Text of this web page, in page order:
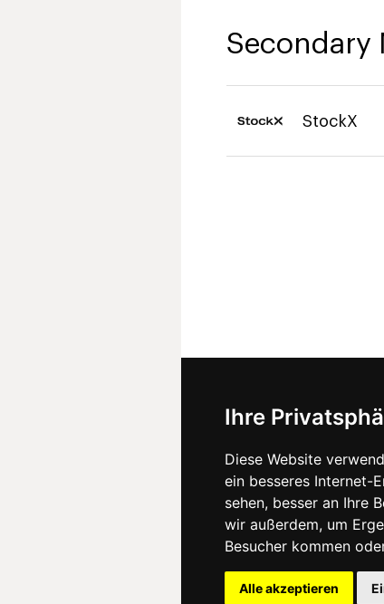
Ihre
Diese Website
ein besseres Internet-
sehen, besser an Ihre
wir außerdem, um
Besucher kommen
Alle akzeptieren
Secondary
StockX